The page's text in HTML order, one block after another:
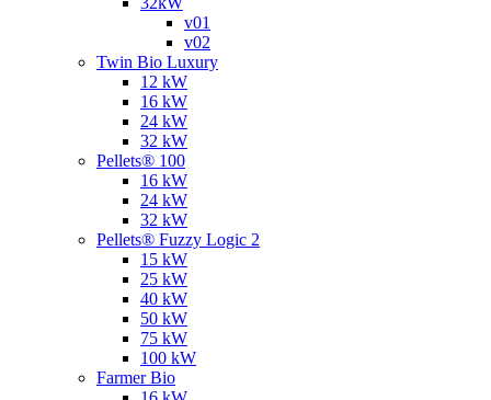
v01
v02
Twin Bio Luxury
12 kW
16 kW
24 kW
32 kW
Pellets® 100
16 kW
24 kW
32 kW
Pellets® Fuzzy Logic 2
15 kW
25 kW
40 kW
50 kW
75 kW
100 kW
Farmer Bio